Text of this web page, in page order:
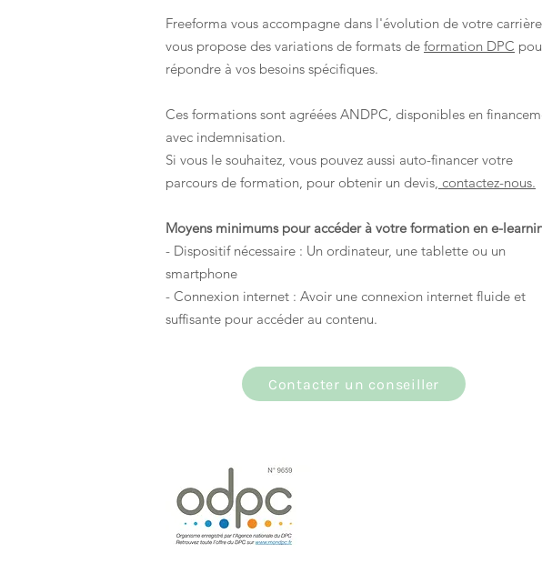
Freeforma vous accompagne dans l'évolution de votre
vous propose des variations de formats de formation DPC
répondre à vos besoins spécifiques.
Ces formations sont agréées ANDPC, disponibles en
avec indemnisation.
Si vous le souhaitez, vous pouvez aussi auto-financer votre
parcours de formation, pour obtenir un devis, contactez-nous.
Moyens minimums pour accéder à votre formation en e-
- Dispositif nécessaire : Un ordinateur, une tablette ou un
smartphone
- Connexion internet : Avoir une connexion internet fluide et
suffisante pour accéder au contenu.
Contacter un conseiller